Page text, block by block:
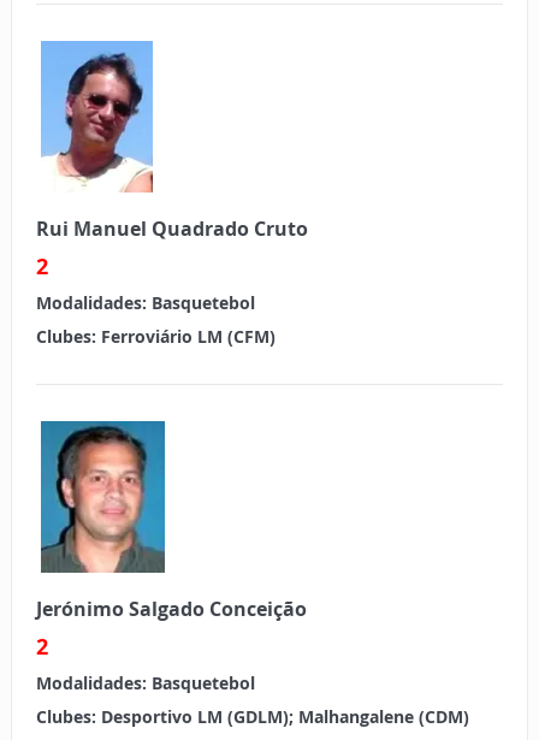
Rui Manuel Quadrado Cruto
2
Modalidades: Basquetebol
Clubes: Ferroviário LM (CFM)
Jerónimo Salgado Conceição
2
Modalidades: Basquetebol
Clubes: Desportivo LM (GDLM); Malhangalene (CDM)